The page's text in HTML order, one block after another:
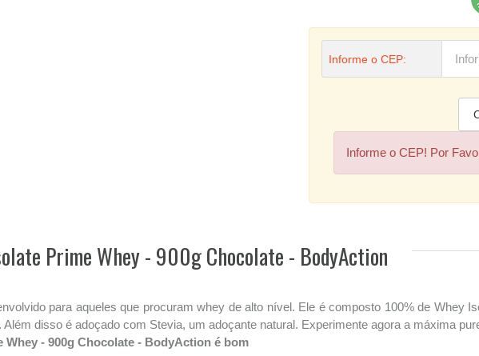
Informe o CEP:
Informe o CEP! Por
Prime Whey - 900g Chocolate - BodyAction
para aqueles que procuram whey de alto nível. Ele é composto 100% de Whey
disso é adoçado com Stevia, um adoçante natural. Experimente agora a máxima
- 900g Chocolate - BodyAction é bom